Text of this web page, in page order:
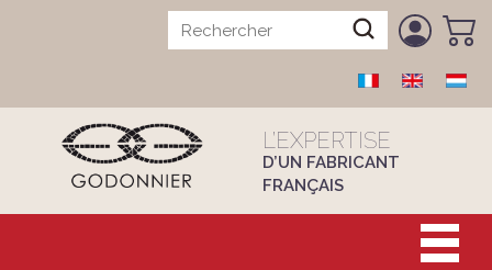
L’EXPERTISE
D’UN FABRICANT
FRANÇAIS